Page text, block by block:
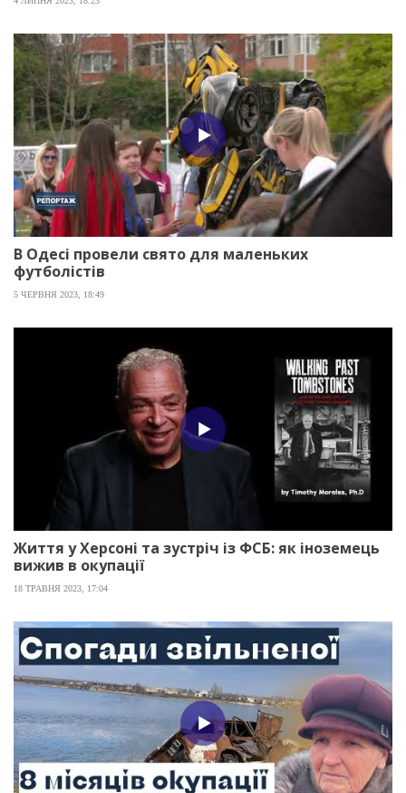
В Одесі провели свято для маленьких
футболістів
5 ЧЕРВНЯ 2023, 18:49
Життя у Херсоні та зустріч із ФСБ: як іноземець
вижив в окупації
18 ТРАВНЯ 2023, 17:04